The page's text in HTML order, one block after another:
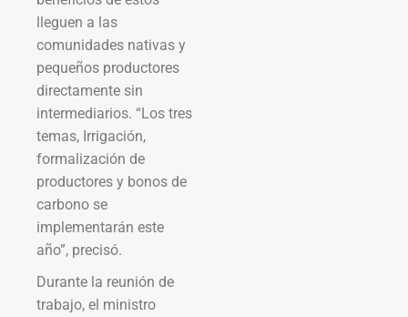
lleguen a las
comunidades nativas y
pequeños productores
directamente sin
intermediarios. “Los tres
temas, Irrigación,
formalización de
productores y bonos de
carbono se
implementarán este
año”, precisó.
Durante la reunión de
trabajo, el ministro